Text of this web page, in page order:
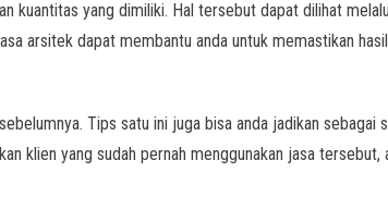
kuantitas yang dimiliki. Hal tersebut dapat dilihat
arsitek dapat membantu anda untuk memastikan
Tips satu ini juga bisa anda jadikan sebagai
klien yang sudah pernah menggunakan jasa tersebut,